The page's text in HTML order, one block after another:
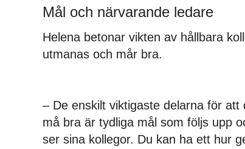
Mål och närvarande ledare
Helena betonar vikten av hållbara
utmanas och mår bra.
– De enskilt viktigaste delarna för
må bra är tydliga mål som följs upp
ser sina kollegor. Du kan ha ett hur